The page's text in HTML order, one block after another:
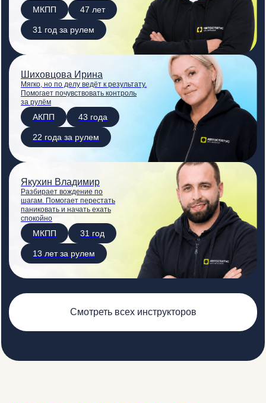
МКПП 47 лет
31 год за рулем
Якухин Владимир
Разбирает вождение по
шагам. Помогает перестать
паниковать и начать ехать
спокойно
МКПП 31 год
13 лет за рулем
Шиховцова Ирина
Мягко, но по делу ведёт к результату.
Помогает почувствовать контроль
за рулём
АКПП 43 года
22 года за рулем
Смотреть всех инструкторов